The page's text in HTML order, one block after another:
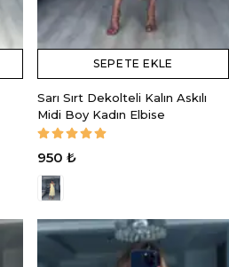
SEPETE EKLE
Sarı Sırt Dekolteli Kalın Askılı
Midi Boy Kadın Elbise
950 ₺